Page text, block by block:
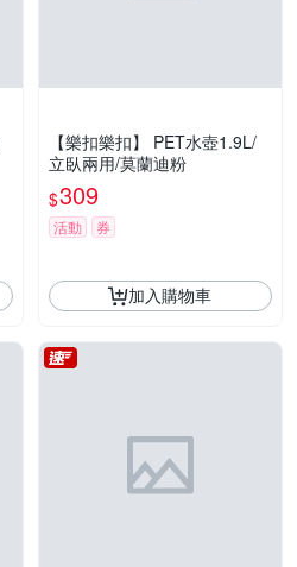
【樂扣樂扣】 PET水壺1.9L/
立臥兩用/莫蘭迪粉
$309
活動 券
加入購物車